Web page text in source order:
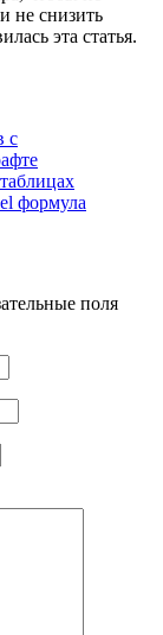
не снизить
эта статья.
c
формула
поля